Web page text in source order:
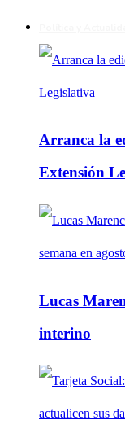
Arranca la
Extensión
Lucas
interino